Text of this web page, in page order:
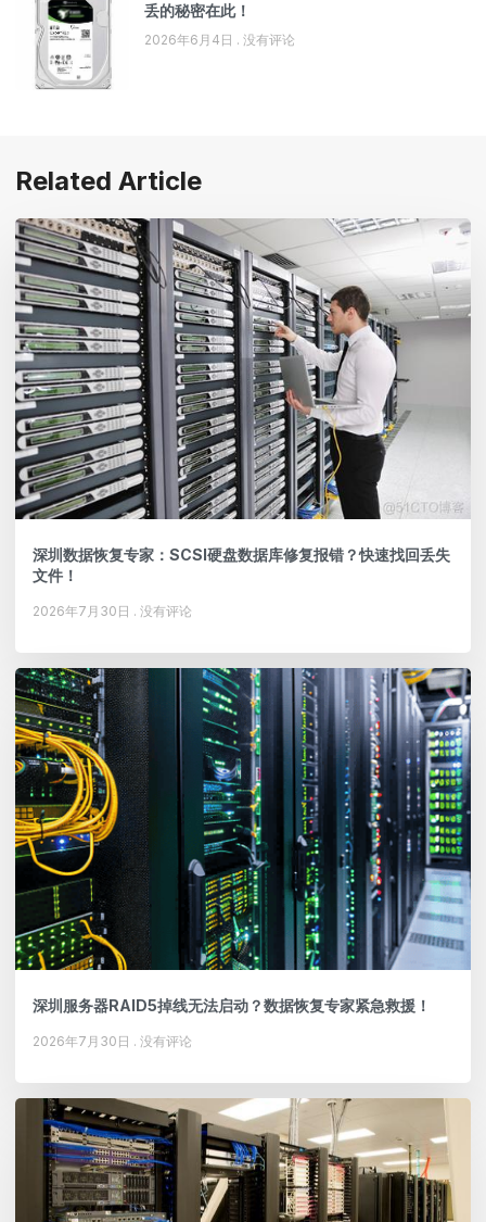
丢的秘密在此！
2026年6月4日 没有评论
Related Article
深圳数据恢复专家：SCSI硬盘数据库修复报错？快速找回丢失
文件！
2026年7月30日 没有评论
深圳服务器RAID5掉线无法启动？数据恢复专家紧急救援！
2026年7月30日 没有评论